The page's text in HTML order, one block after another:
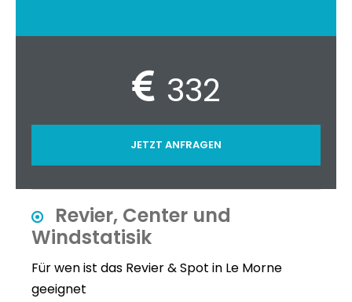
332
JETZT ANFRAGEN
Revier, Center und
Windstatisik
Für wen ist das Revier & Spot in Le Morne
geeignet